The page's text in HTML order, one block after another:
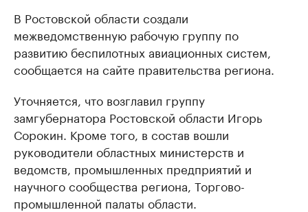
В Ростовской области создали
межведомственную рабочую группу по
развитию беспилотных авиационных систем,
сообщается на сайте правительства региона.
Уточняется, что возглавил группу
замгубернатора Ростовской области Игорь
Сорокин. Кроме того, в состав вошли
руководители областных министерств и
ведомств, промышленных предприятий и
научного сообщества региона, Торгово-
промышленной палаты области.